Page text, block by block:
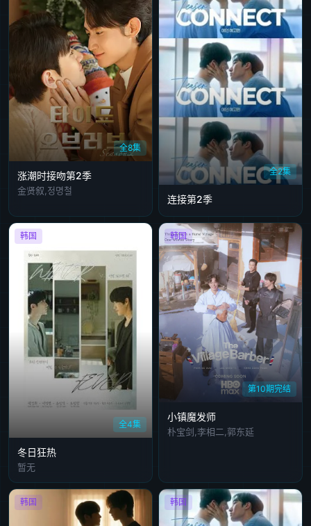
全8集
涨潮时接吻第2季
金贤叙,정명철
全2集
连接第2季
韩国
全4集
冬日狂热
暂无
韩国
第10期完结
小镇魔发师
朴宝剑,李相二,郭东延
韩国 韩国